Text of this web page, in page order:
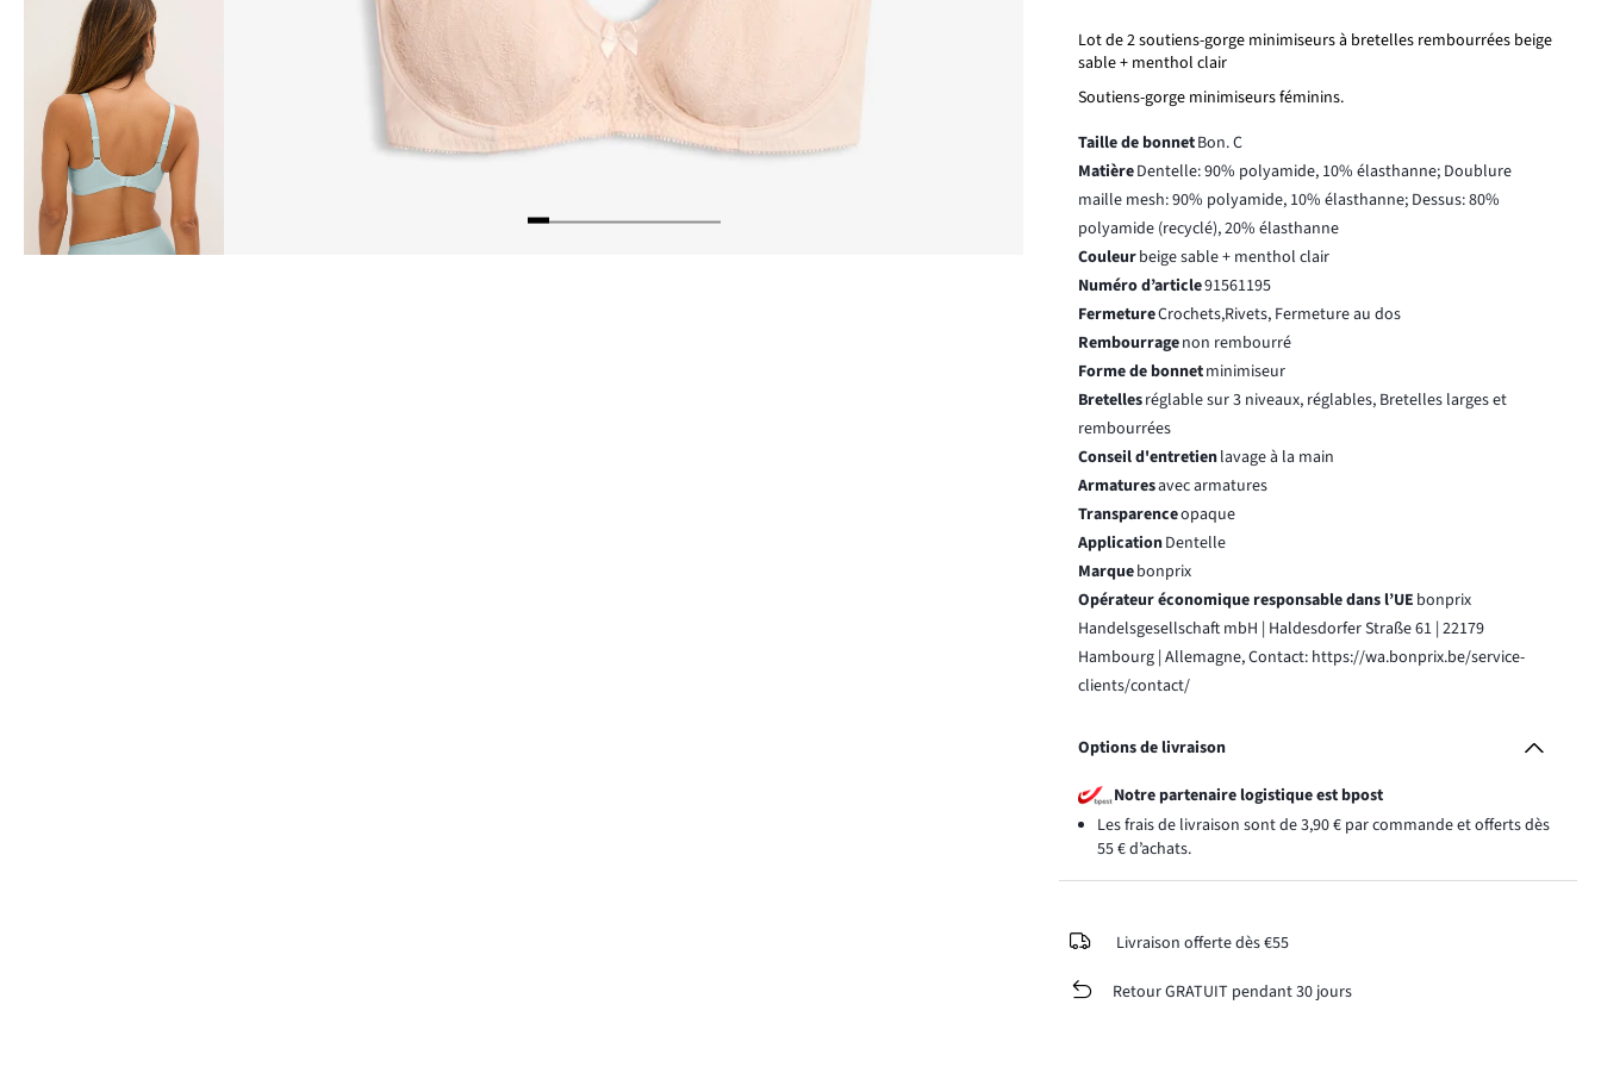
Lot de 2 soutiens-gorge minimiseurs à bretelles rembourrées beige
sable + menthol clair
Soutiens-gorge minimiseurs féminins.
Taille de bonnetBon. C
MatièreDentelle: 90% polyamide, 10% élasthanne; Doublure
maille mesh: 90% polyamide, 10% élasthanne; Dessus: 80%
polyamide (recyclé), 20% élasthanne
Couleurbeige sable + menthol clair
Numéro d’article91561195
FermetureCrochets,Rivets, Fermeture au dos
Rembourragenon rembourré
Forme de bonnetminimiseur
Bretellesréglable sur 3 niveaux, réglables, Bretelles larges et
rembourrées
Conseil d'entretienlavage à la main
Armaturesavec armatures
Transparenceopaque
ApplicationDentelle
Marquebonprix
Opérateur économique responsable dans l’UE bonprix
Handelsgesellschaft mbH | Haldesdorfer Straße 61 | 22179
Hambourg | Allemagne, Contact: https://wa.bonprix.be/service-
clients/contact/
Options de livraison
Notre partenaire logistique est bpost
Les frais de livraison sont de 3,90 € par commande et offerts dès
55 € d’achats.
Livraison offerte dès €55
Retour GRATUIT pendant 30 jours